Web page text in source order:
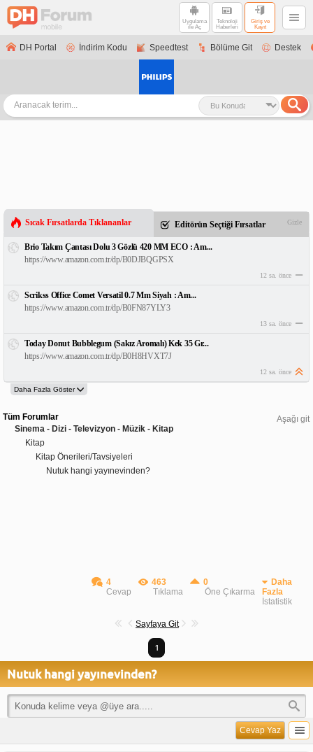
Uygulama
ile Aç
Teknoloji
Haberleri
Giriş ve
Kayıt
DH Portal İndirim Kodu Speedtest Bölüme Git Destek
Sıcak Fırsatlarda Tıklananlar Editörün Seçtiği Fırsatlar Gizle
Brio Takım Çantası Dolu 3 Gözlü 420 MM ECO : Am...
https://www.amazon.com.tr/dp/B0DJBQGPSX
12 sa. önce
Scrikss Office Comet Versatil 0.7 Mm Siyah : Am...
https://www.amazon.com.tr/dp/B0FN87YLY3
13 sa. önce
Today Donut Bubblegum (Sakız Aromalı) Kek 35 Gr...
https://www.amazon.com.tr/dp/B0H8HVXT7J
12 sa. önce
Aşağı git
Tüm Forumlar
Sinema - Dizi - Televizyon - Müzik - Kitap
Kitap
Kitap Önerileri/Tavsiyeleri
Nutuk hangi yayınevinden?
4
Cevap
463
Tıklama
0
Öne Çıkarma
Daha
Fazla
İstatistik
Sayfaya Git
1
Nutuk hangi yayınevinden?
Cevap Yaz